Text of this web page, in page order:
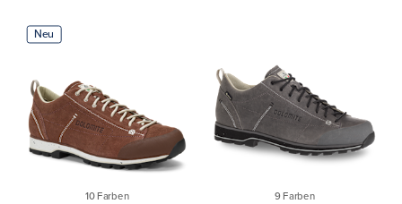
Neu
10 Farben 9 Farben